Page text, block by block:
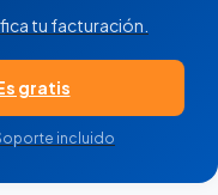
tu facturación.
gratis
incluido